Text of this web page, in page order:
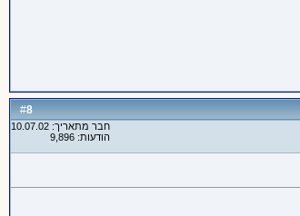
#
8
חבר מתאריך: 10.07.02
הודעות: 9,896